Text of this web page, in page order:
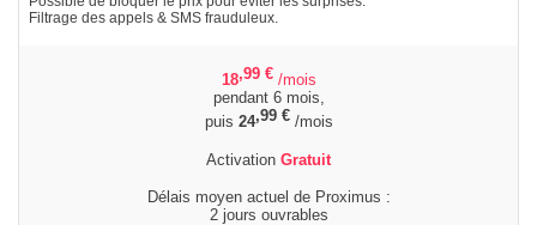
Filtrage des appels & SMS frauduleux.
18,99 € /mois
pendant 6 mois,
puis 24,99 €/mois
Activation Gratuit
Délais moyen actuel de Proximus :
2 jours ouvrables